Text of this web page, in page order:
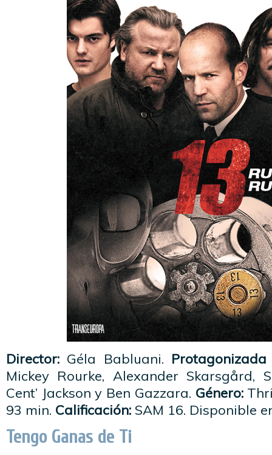
Director: Géla Babluani.
Mickey Rourke, Alexander Skarsgård,
Cent’ Jackson y Ben Gazzara. Género:
93 min. Calificación: SAM 16. Disponible
Tengo Ganas de Ti